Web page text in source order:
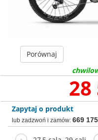
Porównaj
28
Zapytaj o produkt
lub zadzwoń i zamów: 669